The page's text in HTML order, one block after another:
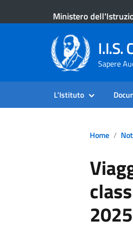
Ministero
I.I.S.
Sapere
L’Istituto
Home